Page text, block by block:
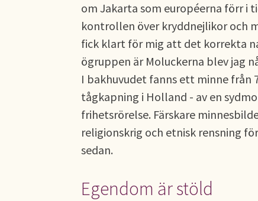
om Jakarta som européerna förr i
kontrollen över kryddnejlikor och
fick klart för mig att det korrekta
ögruppen är Moluckerna blev jag
I bakhuvudet fanns ett minne från
tågkapning i Holland - av en
frihetsrörelse. Färskare
religionskrig och etnisk rensning
sedan.
Egendom är stöld